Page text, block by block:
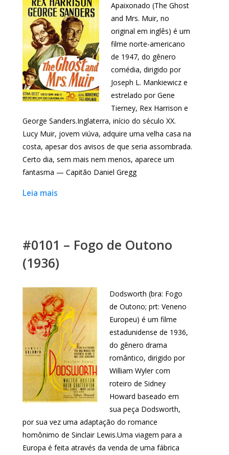
Apaixonado (The Ghost
and Mrs. Muir, no
original em inglês) é um
filme norte-americano
de 1947, do gênero
comédia, dirigido por
Joseph L. Mankiewicz e
estrelado por Gene
Tierney, Rex Harrison e
George Sanders.Inglaterra, início do século XX.
Lucy Muir, jovem viúva, adquire uma velha casa na
costa, apesar dos avisos de que seria assombrada.
Certo dia, sem mais nem menos, aparece um
fantasma — Capitão Daniel Gregg
Leia mais
#0101 – Fogo de Outono
(1936)
Dodsworth (bra: Fogo
de Outono; prt: Veneno
Europeu) é um filme
estadunidense de 1936,
do gênero drama
romântico, dirigido por
William Wyler com
roteiro de Sidney
Howard baseado em
sua peça Dodsworth,
por sua vez uma adaptação do romance
homônimo de Sinclair Lewis.Uma viagem para a
Europa é feita através da venda de uma fábrica